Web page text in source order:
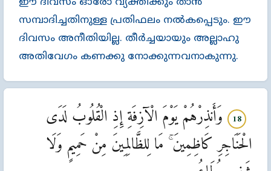
സമ്പാദിച്ചതിനുള്ള പ്രതിഫലം നല്‍കപ്പെടും. ഈ
ദിവസം അനീതിയില്ല. തീര്‍ച്ചയായും അല്ലാഹു
അതിവേഗം കണക്കു നോക്കുന്നവനാകുന്നു.
18
وَأَنذِرْهُمْ يَوْمَ الْآزِفَةِ إِذِ الْقُلُوبُ لَدَى
الْحَنَاجِرِ كَاظِمِينَ ۚ مَا لِلظَّالِمِينَ مِنْ حَمِيمٍ وَلَا